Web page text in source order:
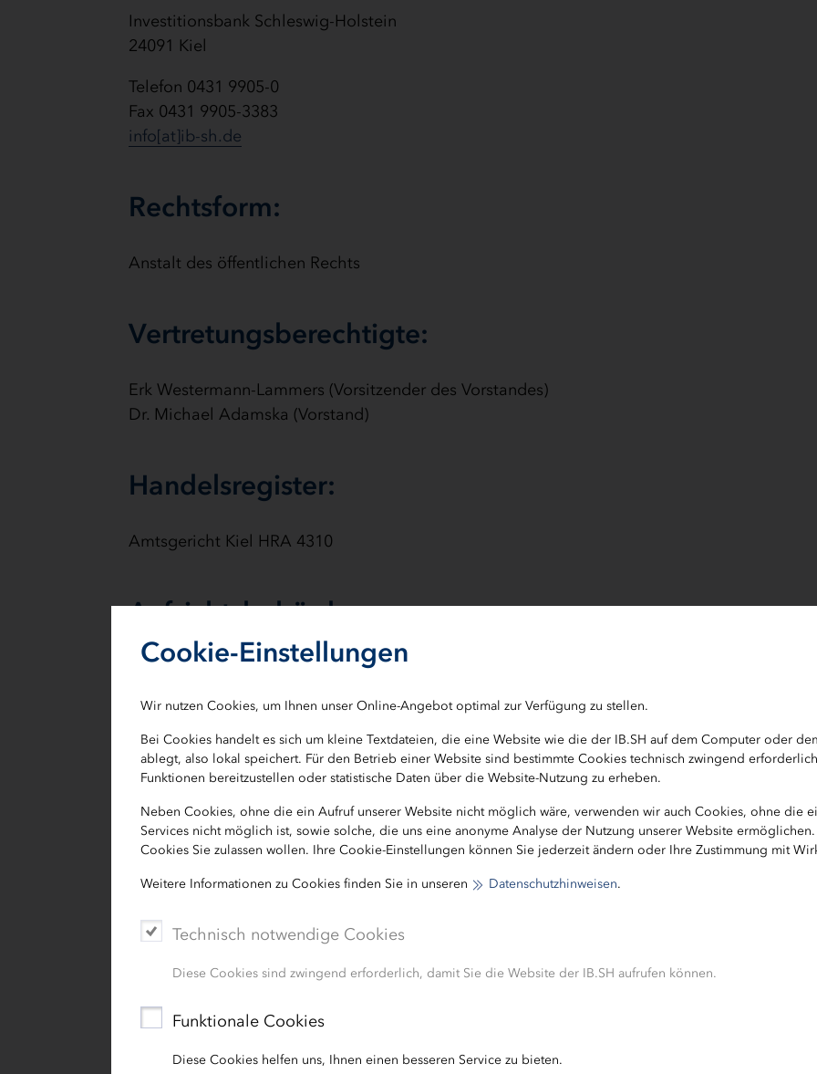
Cookie-Einstellungen
Wir nutzen Cookies, um Ihnen unser Online-Angebot optimal zur Verfügung zu stellen.
Bei Cookies handelt es sich um kleine Textdateien, die eine Website wie die der IB.SH auf dem Computer oder
ablegt, also lokal speichert. Für den Betrieb einer Website sind bestimmte Cookies technisch zwingend
Funktionen bereitzustellen oder statistische Daten über die Website-Nutzung zu erheben.
Neben Cookies, ohne die ein Aufruf unserer Website nicht möglich wäre, verwenden wir auch Cookies, ohne die
Services nicht möglich ist, sowie solche, die uns eine anonyme Analyse der Nutzung unserer Website
Cookies Sie zulassen wollen. Ihre Cookie-Einstellungen können Sie jederzeit ändern oder Ihre Zustimmung mit
Weitere Informationen zu Cookies finden Sie in unseren Datenschutzhinweisen.
Technisch notwendige Cookies
Diese Cookies sind zwingend erforderlich, damit Sie die Website der IB.SH aufrufen können.
Funktionale Cookies
Diese Cookies helfen uns, Ihnen einen besseren Service zu bieten.
Investitionsbank Schleswig-Holstein
24091 Kiel
Telefon 0431 9905-0
Fax 0431 9905-3383
info[at]ib-sh.de
Rechtsform:
Anstalt des öffentlichen Rechts
Vertretungsberechtigte:
Erk Westermann-Lammers (Vorsitzender des Vorstandes)
Dr. Michael Adamska (Vorstand)
Handelsregister:
Amtsgericht Kiel HRA 4310
Aufsichtsbehörden:
Bundesanstalt für Finanzdienstleistungsaufsicht
53117 Bonn
Finanzministerium des Landes Schleswig-Holstein
Düsternbrooker Weg 64
24105 Kiel
Umsatzsteueridentifikationsnummer:
DE227402668
Webmaster:
New Communication GmbH & Co. KG